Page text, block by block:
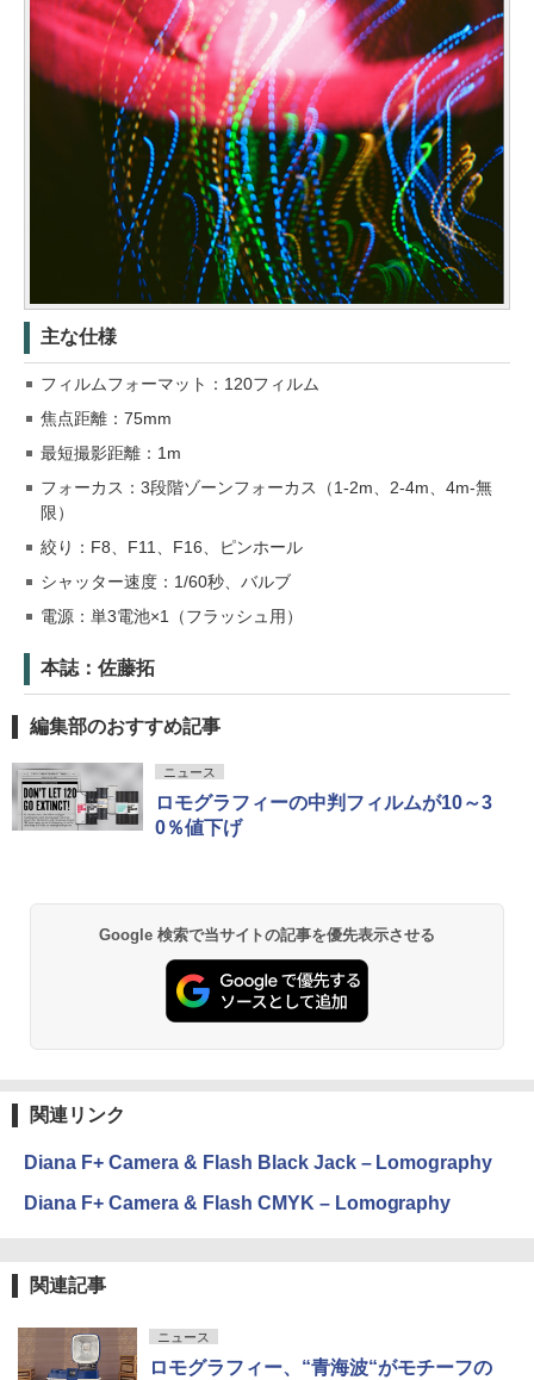
主な仕様
フィルムフォーマット：120フィルム
焦点距離：75mm
最短撮影距離：1m
フォーカス：3段階ゾーンフォーカス（1-2m、2-4m、4m-無
限）
絞り：F8、F11、F16、ピンホール
シャッター速度：1/60秒、バルブ
電源：単3電池×1（フラッシュ用）
本誌：佐藤拓
編集部のおすすめ記事
ニュース
ロモグラフィーの中判フィルムが10～3
0％値下げ
Google 検索で当サイトの記事を優先表示させる
関連リンク
Diana F+ Camera & Flash Black Jack – Lomography
Diana F+ Camera & Flash CMYK – Lomography
関連記事
ニュース
ロモグラフィー、“青海波“がモチーフの